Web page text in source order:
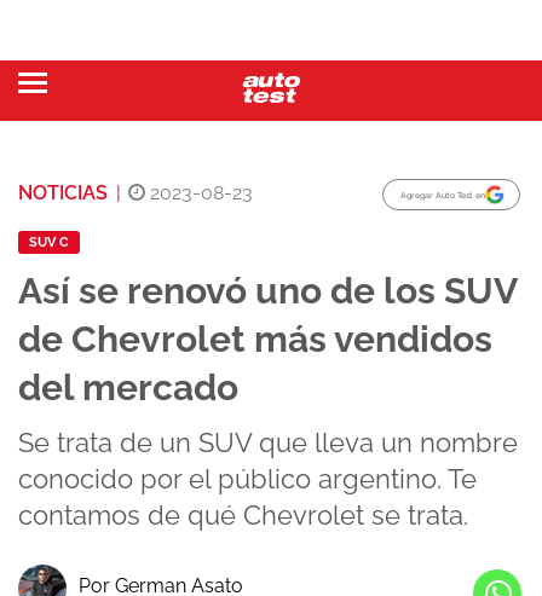
NOTICIAS | 2023-08-23 Agregar Auto Test en
SUV C
Así se renovó uno de los SUV
de Chevrolet más vendidos
del mercado
Se trata de un SUV que lleva un nombre
conocido por el público argentino. Te
contamos de qué Chevrolet se trata.
Por German Asato